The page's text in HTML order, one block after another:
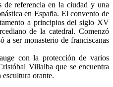
referencia en la ciudad y una
en España. El convento de
a principios del siglo XV
de la catedral. Comenzó
a ser monasterio de franciscanas
con la protección de varios
Villalba que se encuentra
orante.